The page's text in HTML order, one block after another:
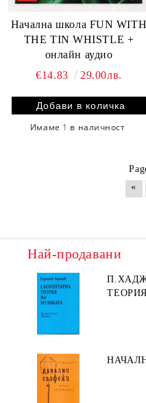
Начална школа FUN WITH
THE TIN WHISTLE +
онлайн аудио
€14.83
29.00лв.
Имаме 1 в наличност
«
Най-продавани